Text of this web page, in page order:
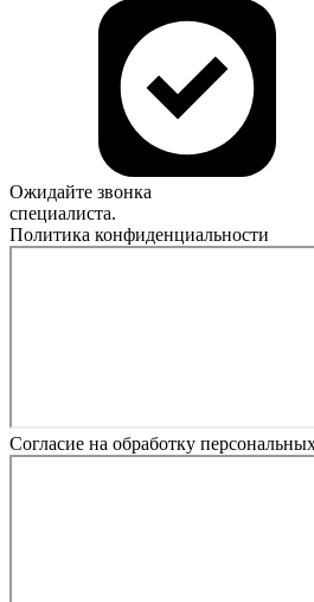
Ожидайте звонка
специалиста.
Политика конфиденциальности
Согласие на обработку